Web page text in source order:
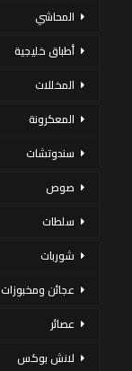
المحاشي
أطباق خليجية
المخللات
المعكرونة
سندوتشات
صوص
سلطات
شوربات
عجائن ومخبوزات
عصائر
لانش بوكس